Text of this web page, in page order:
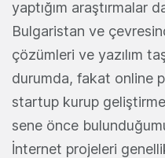
yaptığım araştırmalar
Bulgaristan ve
çözümleri ve yazılım
durumda, fakat online
startup kurup
sene önce
İnternet projeleri